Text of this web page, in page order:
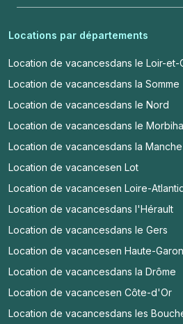
Locations par départements
Location de vacancesdans le Loir-et-
Location de vacancesdans la Somme
Location de vacancesdans le Nord
Location de vacancesdans le
Location de vacancesdans la Manche
Location de vacancesen Lot
Location de vacancesen Loire-
Location de vacancesdans l'Hérault
Location de vacancesdans le Gers
Location de vacancesen Haute-
Location de vacancesdans la Drôme
Location de vacancesen Côte-d'Or
Location de vacancesdans les